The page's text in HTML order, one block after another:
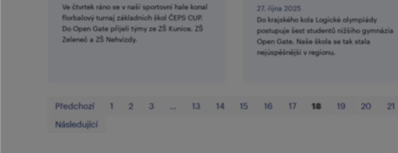
Ve čtvrtek ráno se v naší sportovní hale konal
florbalový turnaj základních škol ČEPS CUP.
Do Open Gate přijeli týmy ze ZŠ Kunice, ZŠ
Zeleneč a ZŠ Nehvizdy.
27. října 2025
Do krajského kola Logické olympiády
postupuje šest studentů nižšího gymnázia
Open Gate. Naše škola se tak stala
nejúspěšnější v regionu.
Předchozí 1 2 3 13 14 15 16 17 18 19 20 21
Následující